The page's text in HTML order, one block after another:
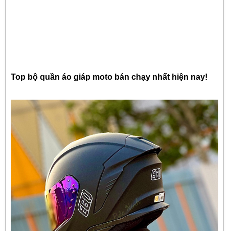
Top bộ quần áo giáp moto bán chạy nhất hiện nay!